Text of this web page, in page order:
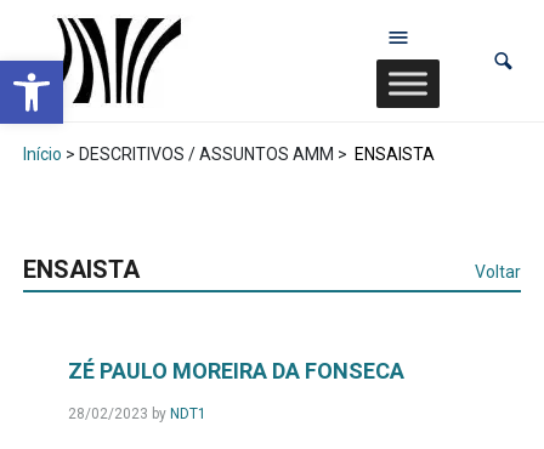
Abrir a barra de ferramentas
Início > DESCRITIVOS / ASSUNTOS AMM > ENSAISTA
ENSAISTA Voltar
ZÉ PAULO MOREIRA DA FONSECA
28/02/2023 by NDT1